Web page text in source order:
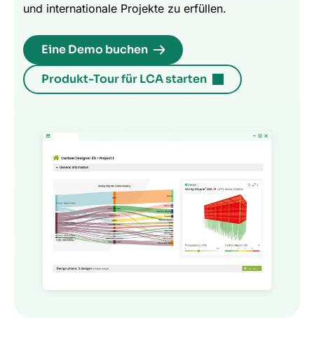
und internationale Projekte zu erfüllen.
Eine Demo buchen
Produkt-Tour für LCA starten